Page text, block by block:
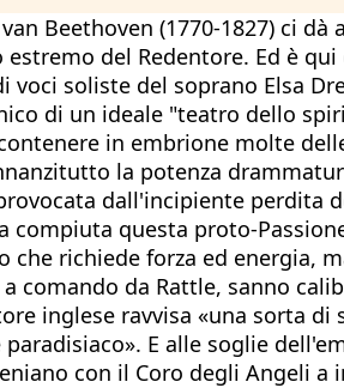
Beethoven (1770-1827) ci
del Redentore. Ed è
soliste del soprano Elsa
di un ideale "teatro dello
in embrione molte
la potenza
dall'incipiente
compiuta questa proto-
che richiede forza ed
comando da Rattle, sanno
inglese ravvisa «una sorta
E alle soglie
con il Coro degli Angeli a